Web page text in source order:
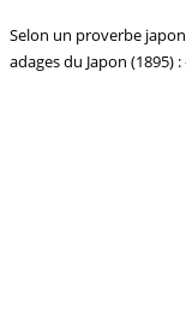
Selon un proverbe
adages du Japon (1895)